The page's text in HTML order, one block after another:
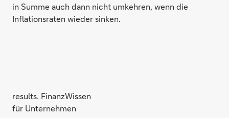
in Summe auch dann nicht umkehren, wenn die
Inflationsraten wieder sinken.
results. FinanzWissen
für Unternehmen